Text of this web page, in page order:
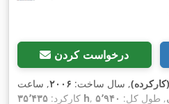
درخواست کردن
, سال ساخت: ۲۰۰۶, ساعت
کارکرد: ۳۵٬۴۳۵ h , طول کل: ۵٬۹۴۰